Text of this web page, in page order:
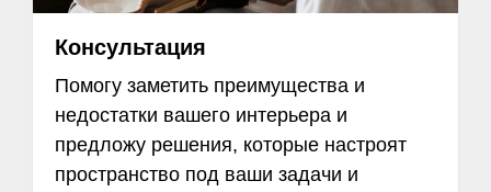
Консультация
Помогу заметить преимущества и
недостатки вашего интерьера и
предложу решения, которые настроят
пространство под ваши задачи и